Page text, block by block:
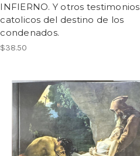
INFIERNO. Y otros testimonios
catolicos del destino de los
condenados.
$38.50